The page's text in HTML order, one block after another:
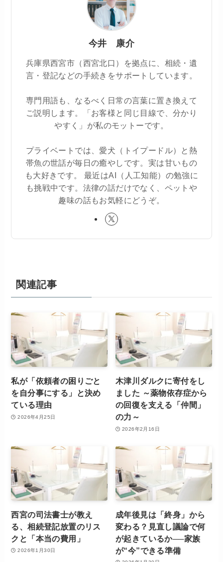
今井 康介
兵庫県西宮市（西宮北口）を拠点に、相続・遺
言・登記などの手続きをサポートしています。
専門用語も、なるべく日常の言葉に置き換えて
ご説明します。「お客様と同じ目線で、分かり
やすく」が私のモットーです。
プライベートでは、愛犬（トイプードル）と熱
帯魚の世話が毎日の癒やしです。実は甘いもの
も大好きです。 最近はAI（人工知能）の勉強に
も挑戦中です。法律の話だけでなく、ペットや
趣味の話もお気軽にどうぞ。
関連記事
私が「依頼者の困りごと
を自分事にする」と決め
ている理由
2026年4月25日
木津川ダルクに寄付をし
ました ～薬物依存症から
の回復を支える「仲間」
の力～
2026年2月16日
西宮の司法書士が教え
る、相続登記放置のリス
クと「本当の費用」
2026年1月30日
成年後見は「終身」から
変わる？見直し議論で何
が起きているか──家族
が“今”できる準備